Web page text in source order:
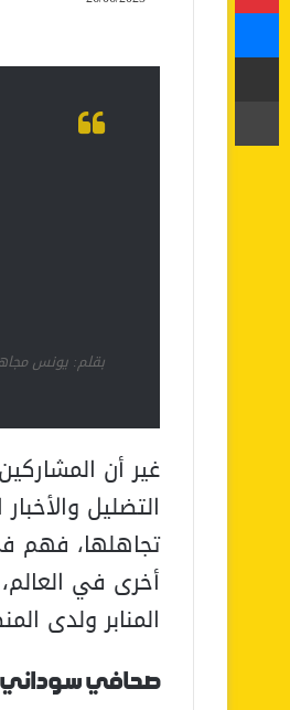
بقلم: يونس
غير أن
التضليل
تجاهلها، فهم
أخرى في
المنابر ولدى
صحافي سوداني: